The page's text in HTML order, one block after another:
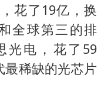
花了19亿，换
全球第三的排
光电，花了59
稀缺的光芯片